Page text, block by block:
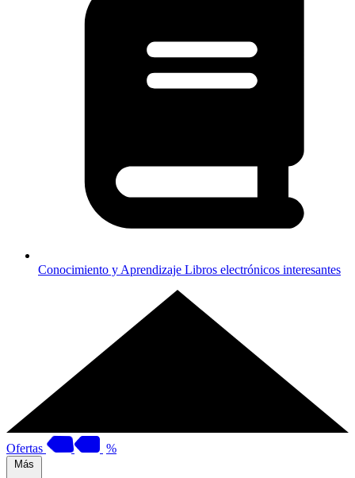
Conocimiento y Aprendizaje Libros electrónicos interesantes
Ofertas %
Más